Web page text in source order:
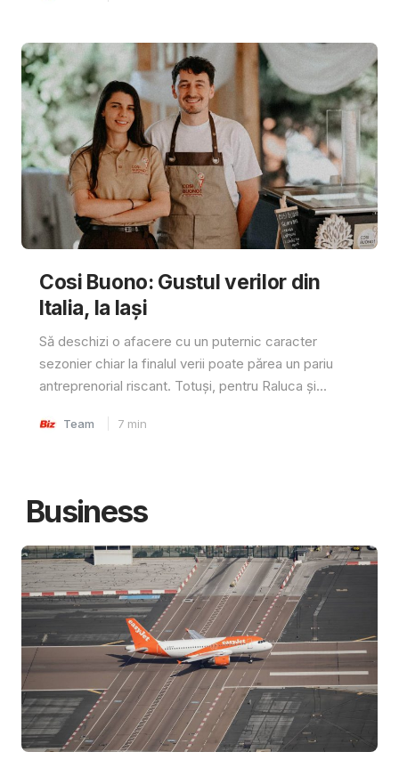
Cosi Buono: Gustul verilor din
Italia, la Iași
Să deschizi o afacere cu un puternic caracter
sezonier chiar la finalul verii poate părea un pariu
antreprenorial riscant. Totuși, pentru Raluca și...
Team 7 min
Business